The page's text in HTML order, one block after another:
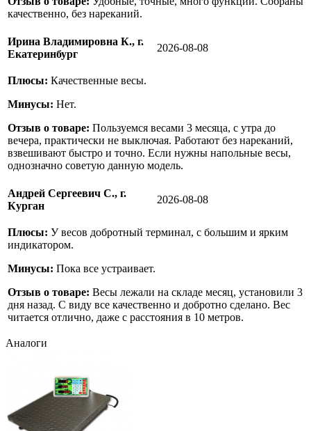
качественно, без нареканий.
Ирина Владимировна К., г.
Екатеринбург
2026-08-08
Плюсы: Качественные весы.
Минусы: Нет.
Отзыв о товаре: Пользуемся весами 3 месяца, с утра до
вечера, практически не выключая. Работают без нареканий,
взвешивают быстро и точно. Если нужны напольные весы,
однозначно советую данную модель.
Андрей Сергеевич С., г.
Курган
2026-08-08
Плюсы: У весов добротный терминал, с большим и ярким
индикатором.
Минусы: Пока все устраивает.
Отзыв о товаре: Весы лежали на складе месяц, установили 3
дня назад. С виду все качественно и добротно сделано. Вес
читается отлично, даже с расстояния в 10 метров.
Аналоги